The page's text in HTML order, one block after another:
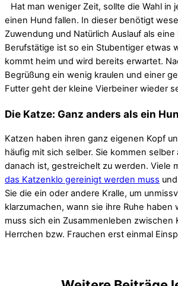
Hat man weniger Zeit, sollte die Wahl in
einen Hund fallen. In dieser benötigt
Zuwendung und Natürlich Auslauf als eine
Berufstätige ist so ein Stubentiger etwas
kommt heim und wird bereits erwartet.
Begrüßung ein wenig kraulen und einer
Futter geht der kleine Vierbeiner wieder
Die Katze: Ganz anders als ein
Katzen haben ihren ganz eigenen Kopf
häufig mit sich selber. Sie kommen
danach ist, gestreichelt zu werden. Viele
das Katzenklo gereinigt werden muss
Sie die ein oder andere Kralle, um
klarzumachen, wann sie ihre Ruhe haben
muss sich ein Zusammenleben zwischen
Herrchen bzw. Frauchen erst einmal